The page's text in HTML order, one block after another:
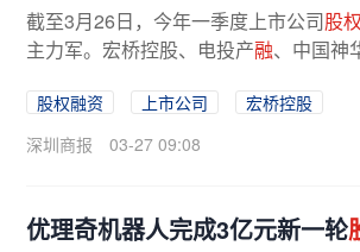
截至3月26日，今年一季度上市公司股
主力军。宏桥控股、电投产融、中国神
股权融资 上市公司
宏桥控股
深圳商报
03-27 09:08
优理奇机器人完成3亿元新一轮